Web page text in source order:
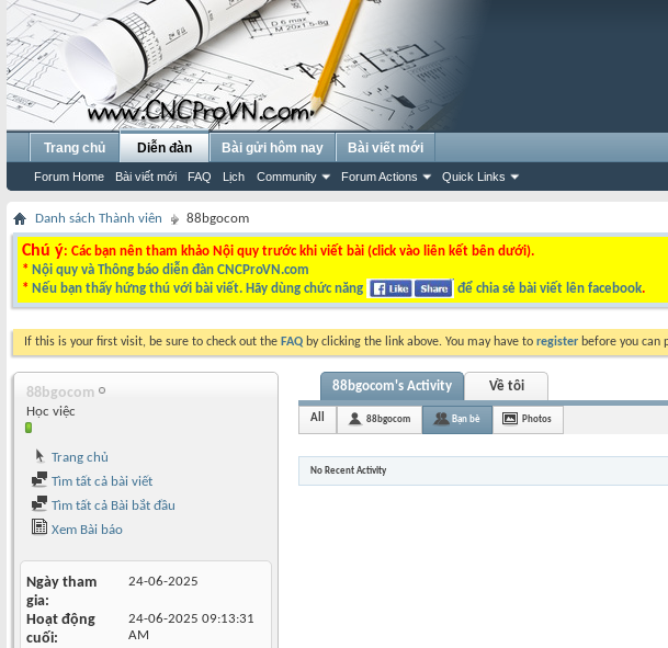
Trang chủ Diễn đàn
Forum Home Bài viết mới FAQ Lịch Community Forum Actions Quick Links
Bài gửi hôm nay Bài viết mới
Danh sách Thành viên 88bgocom
Chú ý: Các bạn nên tham khảo Nội quy trước khi viết bài (click vào liên kết bên dưới).
* Nội quy và Thông báo diễn đàn CNCProVN.com
* Nếu bạn thấy hứng thú với bài viết. Hãy dùng chức năng để chia sẻ bài viết lên facebook.
If this is your first visit, be sure to check out the FAQ by clicking the link above. You may have to register before you can
88bgocom
Học việc
Trang chủ
Tìm tất cả bài viết
Tìm tất cả Bài bắt đầu
Xem Bài báo
Ngày tham
gia
24-06-2025
Hoạt động
cuối
24-06-2025 09:13:31
AM
88bgocom's Activity Về tôi
All 88bgocom Bạn bè Photos
No Recent Activity